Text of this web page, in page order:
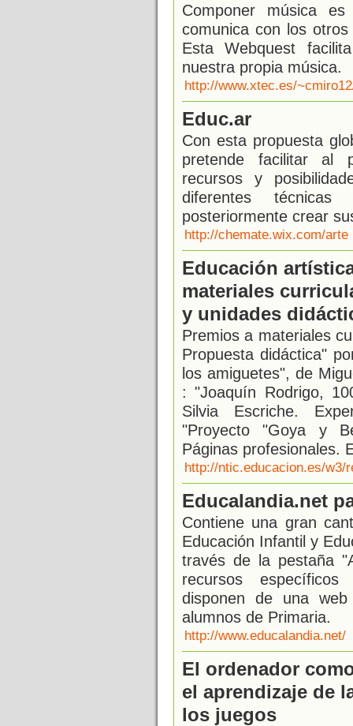
Componer música
comunica con los
Esta Webquest
nuestra propia música.
http://www.xtec.es/
Educ.ar
Con esta propuesta
pretende facilitar al
recursos y
diferentes
posteriormente crear
http://chemate.wix.com/arte
Educación
materiales
y unidades
Premios a materiales
Propuesta didáctica"
los amiguetes", de
: "Joaquín Rodrigo,
Silvia Escriche.
"Proyecto "Goya y
Páginas profesionales.
http://ntic.educacion.es/
Educalandia.net
Contiene una gran
Educación Infantil y
través de la pestaña
recursos
disponen de una
alumnos de Primaria.
http://www.educalandia.net/
El ordenador
el aprendizaje de
los juegos